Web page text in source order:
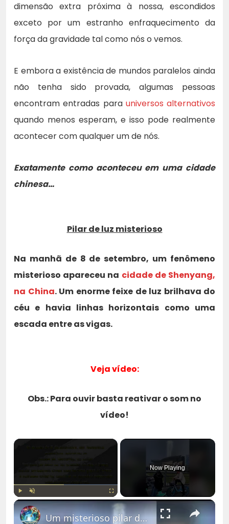
dimensão extra próxima à nossa, escondidos
exceto por um estranho enfraquecimento da
força da gravidade tal como nós o vemos.
E embora a existência de mundos paralelos ainda
não tenha sido provada, algumas pessoas
encontram entradas para universos alternativos
quando menos esperam, e isso pode realmente
acontecer com qualquer um de nós.
Exatamente como aconteceu em uma cidade
chinesa…
Pilar de luz misterioso
Na manhã de 8 de setembro, um fenômeno
misterioso apareceu na cidade de Shenyang,
na China. Um enorme feixe de luz brilhava do
céu e havia linhas horizontais como uma
escada entre as vigas.
Veja vídeo:
Obs.: Para ouvir basta reativar o som no
vídeo!
×
Play Unmute Fullscreen
Now Playing
Um misterioso pilar de luz gigante aparece no céu de uma cidade chinesa...